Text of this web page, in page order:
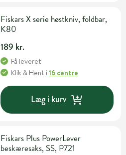
Fiskars X serie høstkniv, foldbar,
K80
189 kr.
Få leveret
Klik & Hent i16 centre
Læg i kurv
Fiskars Plus PowerLever
beskæresaks, SS, P721